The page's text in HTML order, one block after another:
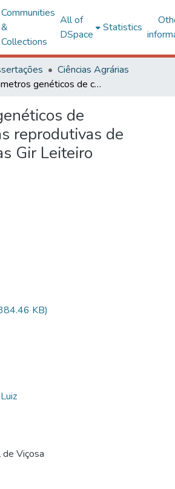
Communities
&
Collections
All of
DSpace
Statistics
Ciências Agrárias
Parâmetros genéticos de características reprodutivas de touros e vacas Gir Leiteiro
de
reprodutivas de
Gir Leiteiro
KB)
Viçosa